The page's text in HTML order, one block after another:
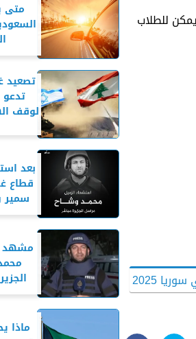
للطلاب
2025
متى
تصعيد
تدعو
لوقف
بعد
قطاع
سمير
مشهد
ماذا